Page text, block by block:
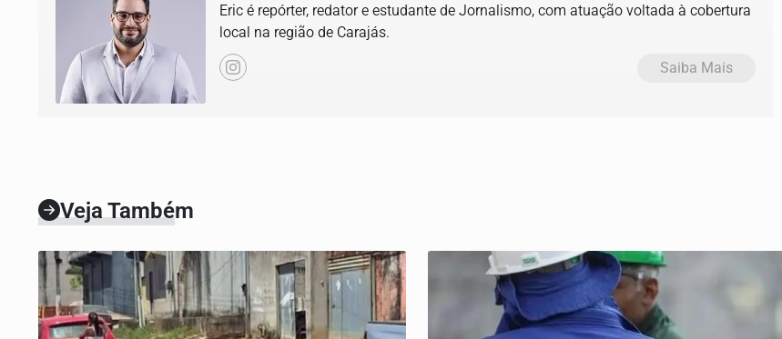
Eric é repórter, redator e estudante de Jornalismo, com atuação voltada à cobertura
local na região de Carajás.
Saiba Mais
Veja Também